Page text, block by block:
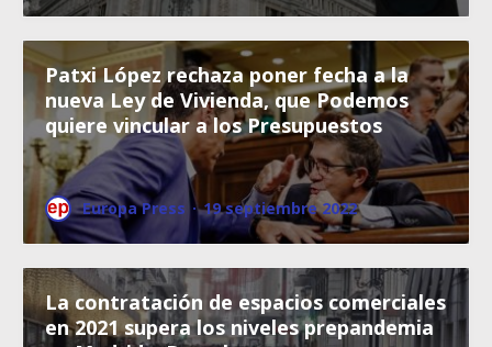
Patxi López rechaza poner fecha a la
nueva Ley de Vivienda, que Podemos
quiere vincular a los Presupuestos
Europa Press · 19 septiembre 2022
La contratación de espacios comerciales
en 2021 supera los niveles prepandemia